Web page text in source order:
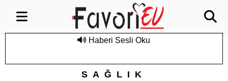
Haberi Sesli Oku
SAĞLIK